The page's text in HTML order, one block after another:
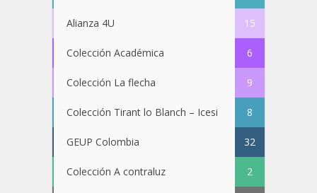
Alianza 4U 15
Colección Académica 6
Colección La flecha 9
Colección Tirant lo Blanch – Icesi 8
GEUP Colombia 32
Colección A contraluz 2